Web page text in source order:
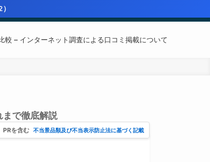
較 – インターネット調査による口コミ掲載について
まで徹底解説
PRを含む 不当景品類及び不当表示防止法に基づく記載